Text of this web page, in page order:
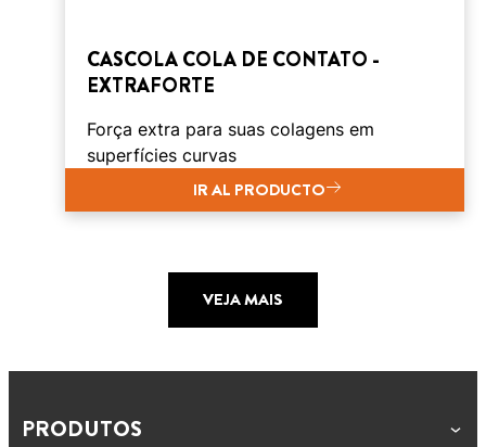
CASCOLA COLA DE CONTATO -
EXTRAFORTE
Força extra para suas colagens em
superfícies curvas
IR AL PRODUCTO
VEJA MAIS
PRODUTOS